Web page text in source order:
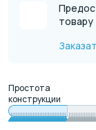
товару
Простота
конструкции